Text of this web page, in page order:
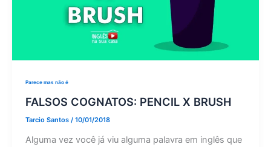
Parece mas não é
FALSOS COGNATOS: PENCIL X BRUSH
Tarcio Santos / 10/01/2018
Alguma vez você já viu alguma palavra em inglês que